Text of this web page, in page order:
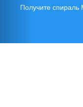
Получите